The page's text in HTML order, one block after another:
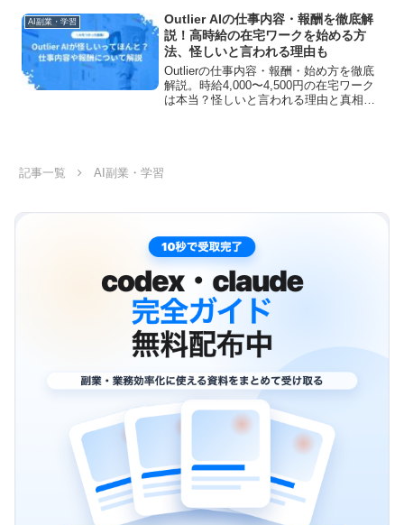
月10万円稼ぐために必要な情報を一気に
理解することができます。
AI副業・学習
Outlier AIの仕事内容・報酬を徹底解
説！高時給の在宅ワークを始める方
法、怪しいと言われる理由も
Outlierの仕事内容・報酬・始め方を徹底
解説。時給4,000〜4,500円の在宅ワーク
は本当？怪しいと言われる理由と真相、
記事一覧 AI副業・学習